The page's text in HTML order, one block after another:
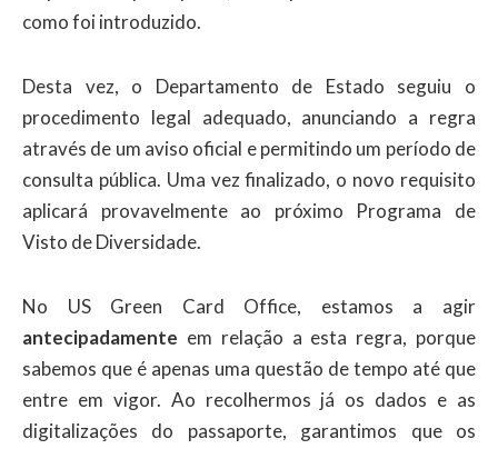
como foi introduzido.
Desta vez, o Departamento de Estado seguiu o
procedimento legal adequado, anunciando a regra
através de um aviso oficial e permitindo um período de
consulta pública. Uma vez finalizado, o novo requisito
aplicará provavelmente ao próximo Programa de
Visto de Diversidade.
No US Green Card Office, estamos a agir
antecipadamente em relação a esta regra, porque
sabemos que é apenas uma questão de tempo até que
entre em vigor. Ao recolhermos já os dados e as
digitalizações do passaporte, garantimos que os